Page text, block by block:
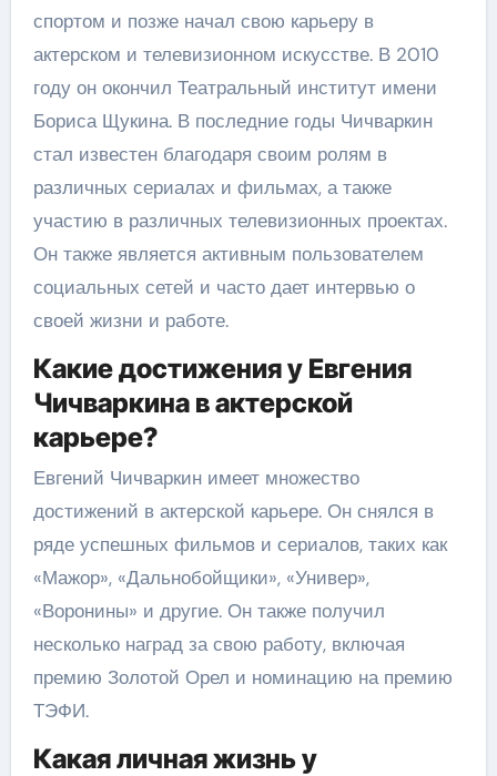
спортом и позже начал свою карьеру в
актерском и телевизионном искусстве. В 2010
году он окончил Театральный институт имени
Бориса Щукина. В последние годы Чичваркин
стал известен благодаря своим ролям в
различных сериалах и фильмах, а также
участию в различных телевизионных проектах.
Он также является активным пользователем
социальных сетей и часто дает интервью о
своей жизни и работе.
Какие достижения у Евгения
Чичваркина в актерской
карьере?
Евгений Чичваркин имеет множество
достижений в актерской карьере. Он снялся в
ряде успешных фильмов и сериалов, таких как
«Мажор», «Дальнобойщики», «Универ»,
«Воронины» и другие. Он также получил
несколько наград за свою работу, включая
премию Золотой Орел и номинацию на премию
ТЭФИ.
Какая личная жизнь у